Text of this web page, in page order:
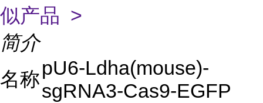
似产品 >
简介
名称pU6-Ldha(mouse)-
sgRNA3-Cas9-EGFP